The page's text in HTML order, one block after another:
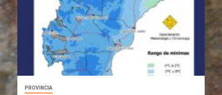
PROVINCIA